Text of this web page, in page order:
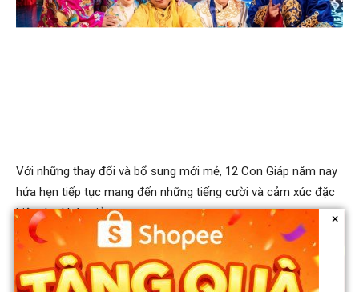
Với những thay đổi và bổ sung mới mẻ, 12 Con Giáp năm nay
hứa hẹn tiếp tục mang đến những tiếng cười và cảm xúc đặc
biệt cho khán giả.
×